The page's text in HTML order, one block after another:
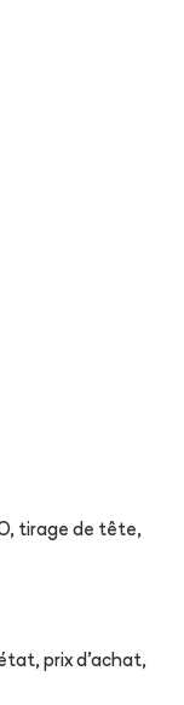
tirage de tête,
prix d'achat,